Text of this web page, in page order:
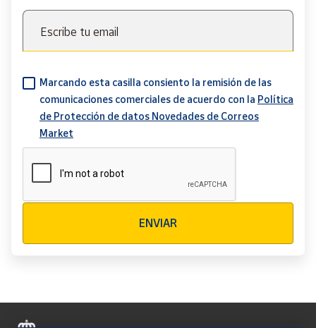
Escribe tu email
Marcando esta casilla consiento la remisión de las
comunicaciones comerciales de acuerdo con la Política
de Protección de datos Novedades de Correos
Market
ENVIAR